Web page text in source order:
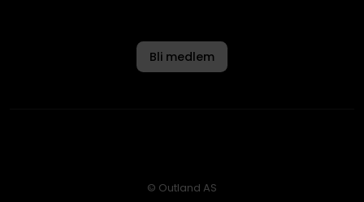
Bli medlem
© Outland AS